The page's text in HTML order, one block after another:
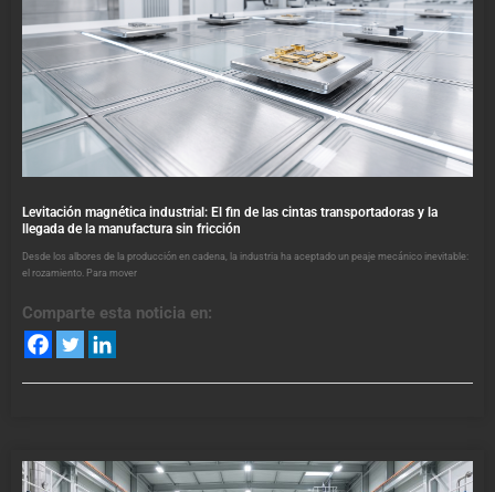
Levitación magnética industrial: El fin de las cintas transportadoras y la
llegada de la manufactura sin fricción
Desde los albores de la producción en cadena, la industria ha aceptado un peaje mecánico inevitable:
el rozamiento. Para mover
Comparte esta noticia en: